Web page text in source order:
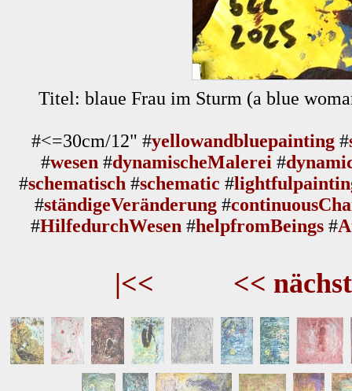
Titel: blaue Frau im Sturm (a blue
#<=30cm/12" #yellowandbluepainting #
#wesen #dynamischeMalerei #
#schematisch #schematic #
#ständigeVeränderung #
#HilfedurchWesen #helpfromBeings #
|<< <<